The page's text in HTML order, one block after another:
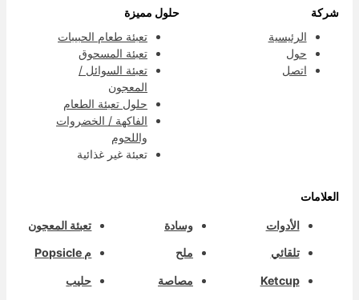
شركة
الرئيسية
حول
اتصل
حلول مميزة
تعبئة طعام الحبيبات
تعبئة المسحوق
تعبئة السوائل /
المعجون
حلول تعبئة الطعام
الفاكهة / الخضروات
واللحوم
تعبئة غير غذائية
العلامات
الأدوات
تلقائي
Ketcup
وسادة
ملح
مصاصة
تعبئة المعجون
م Popsicle
حليب